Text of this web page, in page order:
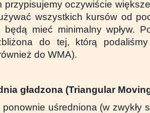
przypisujemy oczywiście
wszystkich kursów od
mieć minimalny wpływ.
do tej, którą
do WMA).
gładzona (Triangular
uśredniona (w zwykły